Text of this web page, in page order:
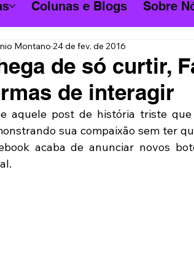
Colunas e Blogs Sobre
de só curtir,
de interagir
Montano 24 de fev. de 2016
aquele post de história triste
sua compaixão sem ter
acaba de anunciar novos